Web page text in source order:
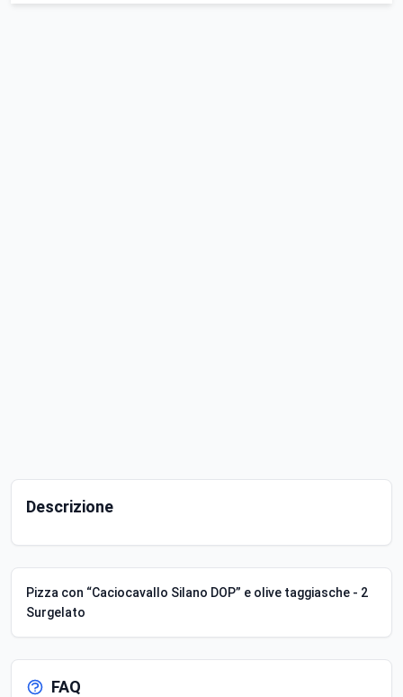
Descrizione
Pizza con “Caciocavallo Silano DOP” e olive taggiasche - 2
Surgelato
FAQ